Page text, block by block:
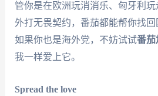
管你是在欧洲玩消消乐、匈牙利
外打无畏契约，番茄都能帮你找回
如果你也是海外党，不妨试试番茄
我一样爱上它。
Spread the love